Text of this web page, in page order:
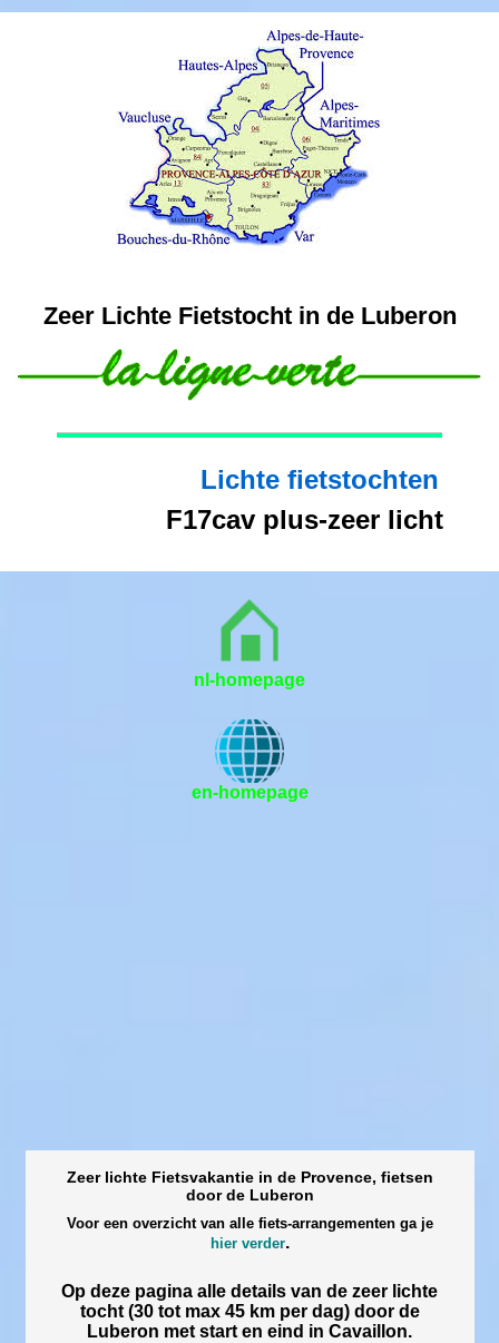
Zeer Lichte Fietstocht in de Luberon
Lichte fietstochten
F17cav plus-zeer licht
nl-homepage
en-homepage
Zeer lichte Fietsvakantie in de Provence, fietsen
door de Luberon
Voor een overzicht van alle fiets-arrangementen ga je
hier verder.
Op deze pagina alle details van de zeer lichte
tocht (30 tot max 45 km per dag) door de
Luberon met start en eind in Cavaillon.